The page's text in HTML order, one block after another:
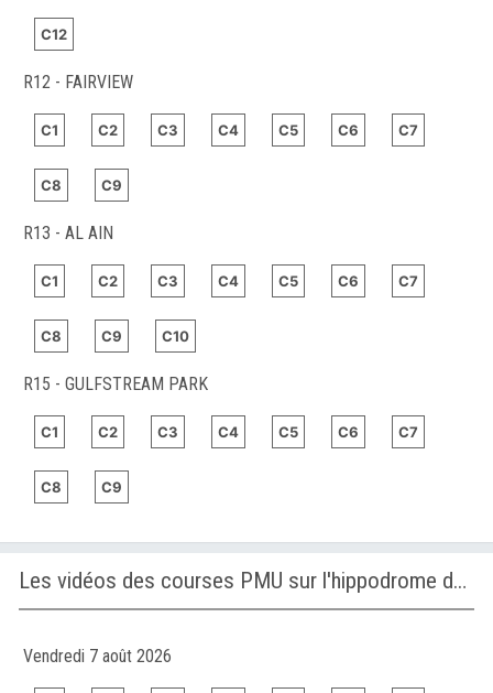
C12
R12 - FAIRVIEW
C1 C2 C3 C4 C5 C6 C7
C8 C9
R13 - AL AIN
C1 C2 C3 C4 C5 C6 C7
C8 C9 C10
R15 - GULFSTREAM PARK
C1 C2 C3 C4 C5 C6 C7
C8 C9
Les vidéos des courses PMU sur l'hippodrome de WOLVEGA
Vendredi 7 août 2026